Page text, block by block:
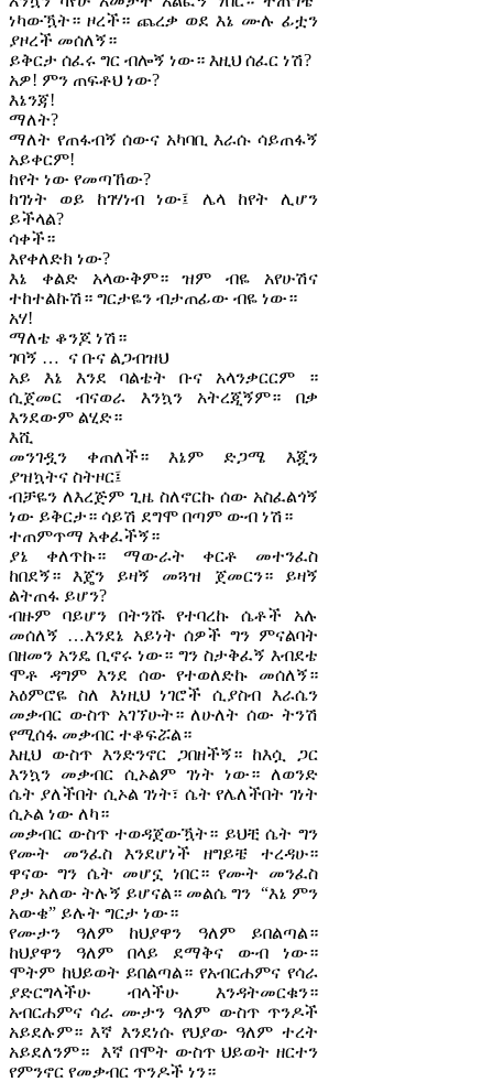
ነካውዃት። ዞረች። ጨረቃ ወደ እኔ ሙሉ ፊቷን
ያዞረች መሰለኝ።
ይቅርታ ሰፈሩ ግር ብሎኝ ነው። እዚህ ሰፈር ነሽ?
አዎ! ምን ጠፍቶህ ነው?
እኔንጃ!
ማለት?
ማለት የጠፋብኝ ሰውና አካባቢ እራሱ ሳይጠፋኝ
አይቀርም!
ከየት ነው የመጣኸው?
ከገነት ወይ ከገሃነብ ነው፤ ሌላ ከየት ሊሆን
ይችላል?
ሳቀች።
እየቀለድክ ነው?
እኔ ቀልድ አላውቅም። ዝም ብዬ አየሁሽና
ተከተልኩሽ። ግርታዬን ብታጠፊው ብዬ ነው።
አሃ!
ማለቴ ቆንጆ ነሽ።
ገባኝ … ና ቡና ልጋብዝህ
አይ እኔ እንደ ባልቴት ቡና አላንቃርርም ።
ሲጀመር ብናወራ እንኳን አትረጂኝም። በቃ
እንደውም ልሂድ።
እሺ
መንገዷን ቀጠለች። እኔም ድጋሜ እጇን
ያዝኳትና ስትዞር፤
ብቻዬን ለእረጅም ጊዜ ስለኖርኩ ሰው አስፈልጎኝ
ነው ይቅርታ። ሳይሽ ደግሞ በጣም ውብ ነሽ።
ተጠምጥማ አቀፈችኝ።
ያኔ ቀለጥኩ። ማውራት ቀርቶ መተንፈስ
ከበደኝ። እጄን ይዛኝ መጓዝ ጀመርን። ይዛኝ
ልትጠፋ ይሆን?
ብዙም ባይሆን በትንሹ የተባረኩ ሴቶች አሉ
መሰለኝ …እንደኔ አይነት ሰዎች ግን ምናልባት
በዘመን አንዴ ቢኖሩ ነው። ግን ስታቅፈኝ እብደቴ
ሞቶ ዳግም እንደ ሰው የተወለድኩ መሰለኝ።
አዕምሮዬ ስለ እነዚህ ነገሮች ሲያስብ እራሴን
መቃብር ውስጥ አገኘሁት። ለሁለት ሰው ትንሽ
የሚሰፋ መቃብር ተቆፍሯል።
እዚህ ውስጥ እንድንኖር ጋበዘችኝ። ከእሷ ጋር
እንኳን መቃብር ሲኦልም ገነት ነው። ለወንድ
ሴት ያለችበት ሲኦል ገነት፣ ሴት የሌለችበት ገነት
ሲኦል ነው ለካ።
መቃብር ውስጥ ተወዳጀውዃት። ይህቺ ሴት ግን
የሙት መንፈስ እንደሆነች ዘግይቼ ተረዳሁ።
ዋናው ግን ሴት መሆኗ ነበር። የሙት መንፈስ
ፆታ አለው ትሉኝ ይሆናል። መልሴ ግን “እኔ ምን
አውቄ” ይሉት ግርታ ነው።
የሙታን ዓለም ከህያዋን ዓለም ይበልጣል።
ከህያዋን ዓለም በላይ ደማቅና ውብ ነው።
ሞትም ከህይወት ይበልጣል። የአብርሐምና የሳራ
ያድርግላችሁ ብላችሁ እንዳትመርቁን።
አብርሐምና ሳራ ሙታን ዓለም ውስጥ ጥንዶች
አይደሉም። እኛ እንደነሱ የህያው ዓለም ተረት
አይደለንም። እኛ በሞት ውስጥ ህይወት ዘርተን
የምንኖር የመቃብር ጥንዶች ነን።